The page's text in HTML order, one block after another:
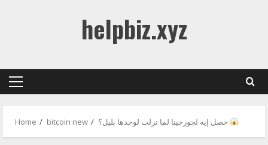
helpbiz.xyz
Primary
Home bitcoin new